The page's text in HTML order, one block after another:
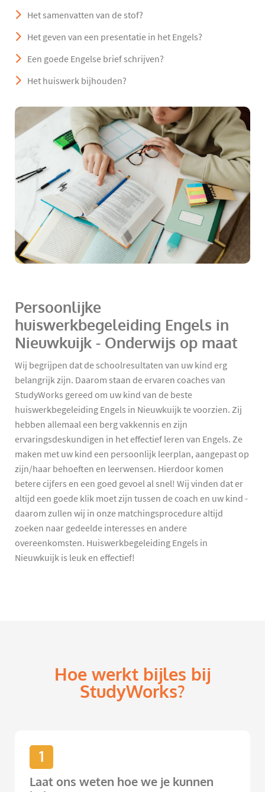
Het samenvatten van de stof?
Het geven van een presentatie in het Engels?
Een goede Engelse brief schrijven?
Het huiswerk bijhouden?
Persoonlijke
huiswerkbegeleiding Engels in
Nieuwkuijk - Onderwijs op maat
Wij begrijpen dat de schoolresultaten van uw kind erg
belangrijk zijn. Daarom staan de ervaren coaches van
StudyWorks gereed om uw kind van de beste
huiswerkbegeleiding Engels in Nieuwkuijk te voorzien. Zij
hebben allemaal een berg vakkennis en zijn
ervaringsdeskundigen in het effectief leren van Engels. Ze
maken met uw kind een persoonlijk leerplan, aangepast op
zijn/haar behoeften en leerwensen. Hierdoor komen
betere cijfers en een goed gevoel al snel! Wij vinden dat er
altijd een goede klik moet zijn tussen de coach en uw kind -
daarom zullen wij in onze matchingsprocedure altijd
zoeken naar gedeelde interesses en andere
overeenkomsten. Huiswerkbegeleiding Engels in
Nieuwkuijk is leuk en effectief!
Hoe werkt bijles bij
StudyWorks?
1
Laat ons weten hoe we je kunnen